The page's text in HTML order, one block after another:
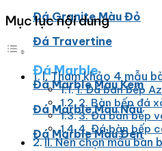
Đá Granite Màu Đỏ
Đá Travertine
Đá Marble
Đá Marble Màu Kem
Đá Marble Màu Nâu
Đá Marble Màu Đen
Mục lục nội dung
l. Tham khảo 4 mẫu
1. Đá bàn bếp
2. Bàn bếp đá
3. Đá bàn bếp
4. Đá bàn bếp
II. Nên chọn mẫu bàn